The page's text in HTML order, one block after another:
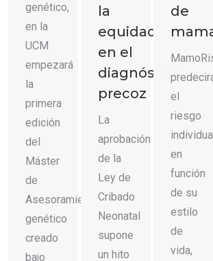
genético,
en la
UCM
empezará
la
primera
edición
del
Máster
de
Asesoramiento
genético
creado
bajo
la
equidad
en el
diagnóstico
precoz
La
aprobación
de la
Ley de
Cribado
Neonatal
supone
un hito
de
el
riesgo
en
función
de su
estilo
de
vida,